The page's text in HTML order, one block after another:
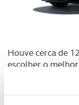
Houve cerca de
escolher o